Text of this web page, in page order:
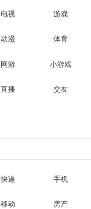
电视 游戏
动漫 体育
网游 小游戏
直播 交友
快递 手机
移动 房产